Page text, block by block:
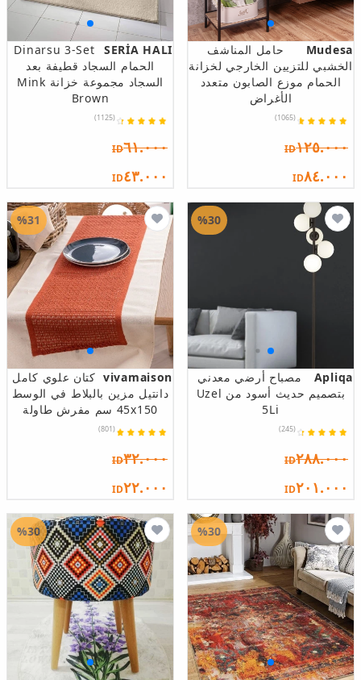
Mudesa
حامل المناشف
الخشبي للتزيين الخارجي لخزانة
الحمام موزع الصابون متعدد
الأغراض
(1065)
ID١٢٥.٠٠٠
ID٨٤.٠٠٠
SERİA HALI
Dinarsu 3-Set
الحمام السجاد قطيفة بعد
السجاد مجموعة خزانة Mink
Brown
(1125)
ID٦١.٠٠٠
ID٤٣.٠٠٠
Apliqa
مصباح أرضي معدني
بتصميم حديث أسود من Uzel
5Li
(245)
ID٢٨٨.٠٠٠
ID٢٠١.٠٠٠
%30
vivamaison كتان علوي كامل
دانتيل مزين بالبلاط في الوسط
45x150 سم مفرش طاولة
(801)
ID٣٢.٠٠٠
ID٢٢.٠٠٠
%31
%30
%30